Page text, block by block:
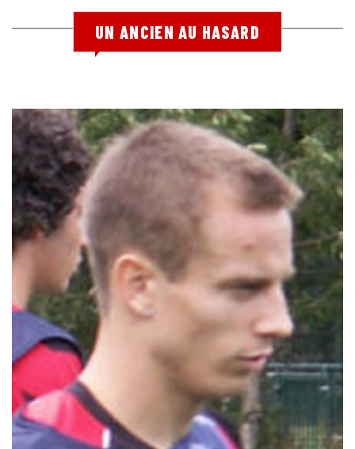
UN ANCIEN AU HASARD